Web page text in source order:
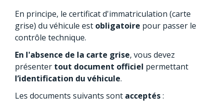
En principe, le certificat d'immatriculation (carte
grise) du véhicule est obligatoire pour passer le
contrôle technique.
En l'absence de la carte grise, vous devez
présenter tout document officiel permettant
l’identification du véhicule.
Les documents suivants sont acceptés: